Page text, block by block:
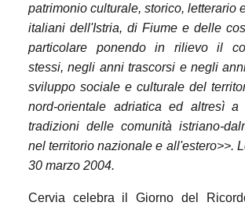
patrimonio culturale, storico, letterario
italiani dell'Istria, di Fiume e delle
particolare ponendo in rilievo il
stessi, negli anni trascorsi e negli
sviluppo sociale e culturale del
nord-orientale adriatica ed altresì a
tradizioni delle comunità istriano-
nel territorio nazionale e all'estero>>.
30 marzo 2004.
Cervia celebra il Giorno del